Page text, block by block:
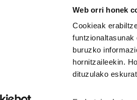
Web orri honek
Cookieak
buruzko
hornitzaileekin.
dituzulako